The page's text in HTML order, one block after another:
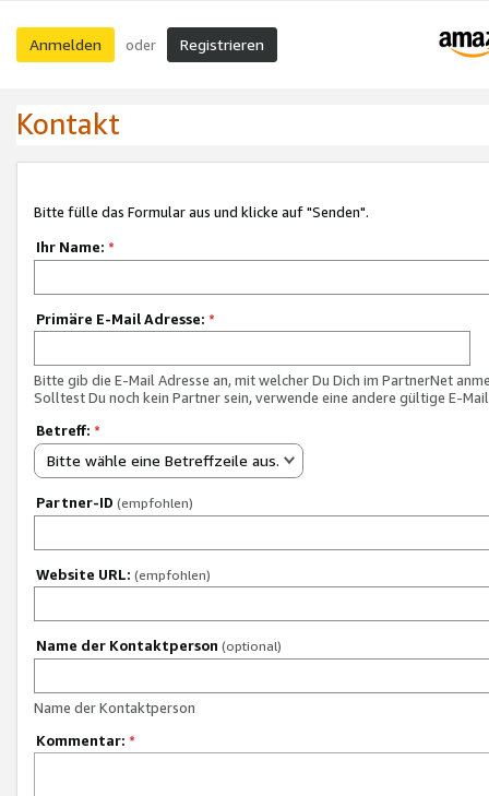
Anmelden oder Registrieren
Kontakt
Bitte fülle das Formular aus und klicke auf "Senden".
Ihr Name: *
Primäre E-Mail Adresse: *
Bitte gib die E-Mail Adresse an, mit welcher Du Dich im PartnerNet
Solltest Du noch kein Partner sein, verwende eine andere gültige E-
Betreff: *
Bitte wähle eine Betreffzeile aus.
Partner-ID (empfohlen)
Website URL: (empfohlen)
Name der Kontaktperson (optional)
Name der Kontaktperson
Kommentar: *